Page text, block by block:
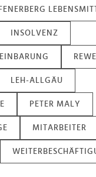
FENERBERG
INSOLVENZ
REWE
LEH-ALLGÄU
PETER MALY
MITARBEITER